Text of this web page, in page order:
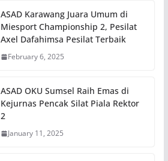
ASAD Karawang Juara Umum di
Miesport Championship 2, Pesilat
Axel Dafahimsa Pesilat Terbaik
February 6, 2025
ASAD OKU Sumsel Raih Emas di
Kejurnas Pencak Silat Piala Rektor
2
January 11, 2025